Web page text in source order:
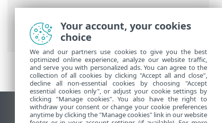
Aide en ligne d'ESET>ESET Bridge>
Introduction à ESET Bridge> Chaînage du
serveur mandataire
Afficher le site pour ordinateur de bureau
Your account, your cookies
choice
We and our partners use cookies to give you the best
optimized online experience, analyze our website traffic,
and serve you with personalized ads. You can agree to the
collection of all cookies by clicking "Accept all and close",
decline all non-essential cookies by choosing "Accept
essential cookies only", or adjust your cookie settings by
clicking "Manage cookies". You also have the right to
withdraw your consent or change your cookie preferences
anytime by clicking the "Manage cookies" link in our website